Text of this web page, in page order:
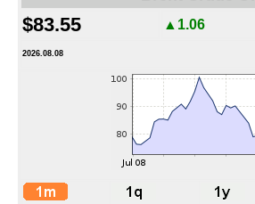
$83.55 ▲1.06
2026.08.08